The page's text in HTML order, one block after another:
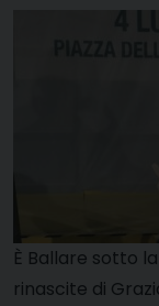
È Ballare sotto
rinascite di